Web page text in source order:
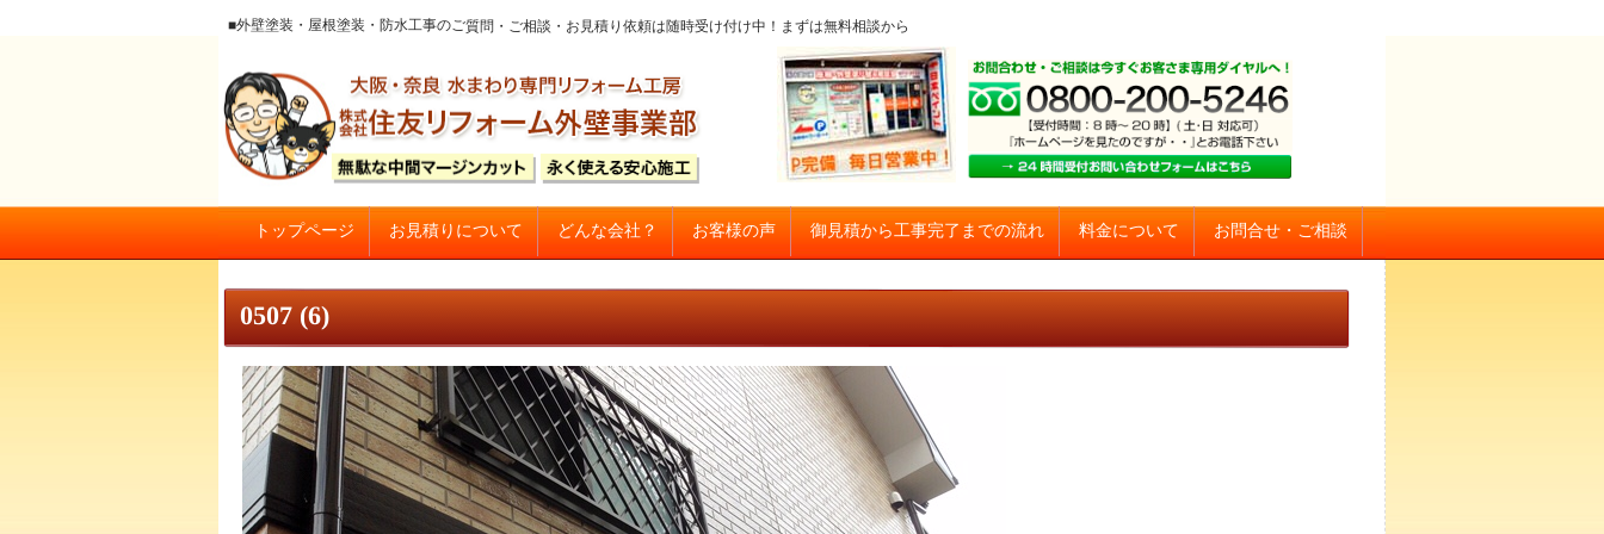
■外壁塗装・屋根塗装・防水工事のご質問・ご相談・お見積り依頼は随時受け付け中！まずは無料相談から
大阪の外壁塗装・屋根塗装 戸建て住宅塗り替え専門店
トップページ お見積りについて どんな会社？ お客様の声 御見積から工事完了までの流れ 料金について お問合せ・ご相談
0507 (6)